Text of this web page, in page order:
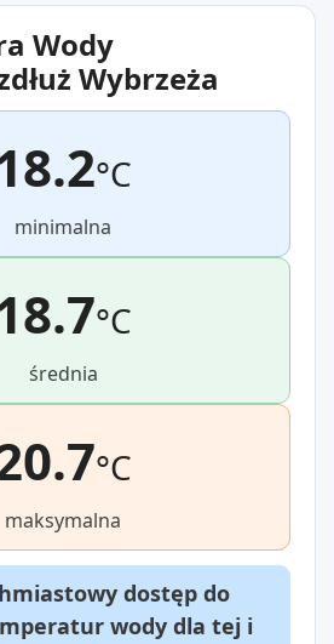
Wody
Wybrzeża
°C
minimalna
°C
średnia
°C
maksymalna
dostęp do
wody dla tej i